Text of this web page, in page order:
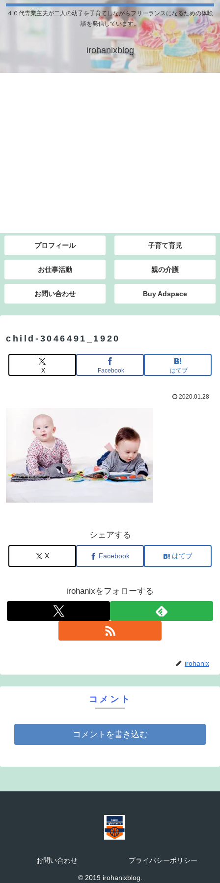
４０代専業主夫が二人の幼子を子育てしながらフリーランスになるための体験
談を発信しています。
irohanixblog
プロフィール 子育て育児
お仕事活動 親の介護
お問い合わせ Buy Adspace
child-3046491_1920
X Facebook はてブ
2020.01.28
シェアする
X Facebook はてブ
irohanixをフォローする
irohanix
コメント
コメントを書き込む
お問い合わせ プライバシーポリシー
© 2019 irohanixblog.